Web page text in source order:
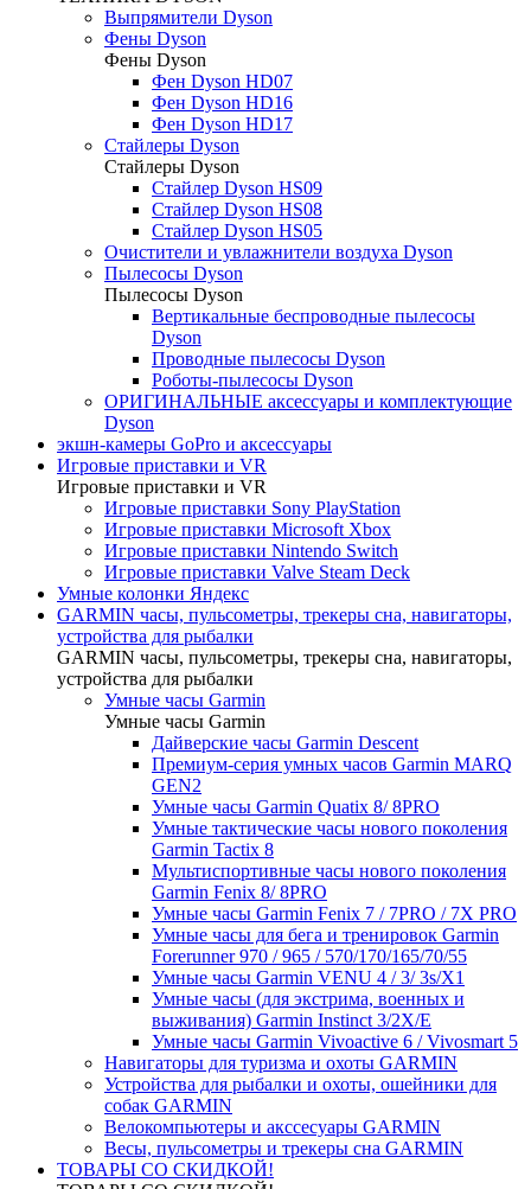
Выпрямители Dyson
Фены Dyson
Фены Dyson
Фен Dyson HD07
Фен Dyson HD16
Фен Dyson HD17
Стайлеры Dyson
Стайлеры Dyson
Стайлер Dyson HS09
Стайлер Dyson HS08
Стайлер Dyson HS05
Очистители и увлажнители воздуха Dyson
Пылесосы Dyson
Пылесосы Dyson
Вертикальные беспроводные пылесосы
Dyson
Проводные пылесосы Dyson
Роботы-пылесосы Dyson
ОРИГИНАЛЬНЫЕ аксессуары и комплектующие
Dyson
экшн-камеры GoPro и аксессуары
Игровые приставки и VR
Игровые приставки и VR
Игровые приставки Sony PlayStation
Игровые приставки Microsoft Xbox
Игровые приставки Nintendo Switch
Игровые приставки Valve Steam Deck
Умные колонки Яндекс
GARMIN часы, пульсометры, трекеры сна, навигаторы,
устройства для рыбалки
GARMIN часы, пульсометры, трекеры сна, навигаторы,
устройства для рыбалки
Умные часы Garmin
Умные часы Garmin
Дайверские часы Garmin Descent
Премиум-серия умных часов Garmin MARQ
GEN2
Умные часы Garmin Quatix 8/ 8PRO
Умные тактические часы нового поколения
Garmin Tactix 8
Мультиспортивные часы нового поколения
Garmin Fenix 8/ 8PRO
Умные часы Garmin Fenix 7 / 7PRO / 7X PRO
Умные часы для бега и тренировок Garmin
Forerunner 970 / 965 / 570/170/165/70/55
Умные часы Garmin VENU 4 / 3/ 3s/X1
Умные часы (для экстрима, военных и
выживания) Garmin Instinct 3/2X/E
Умные часы Garmin Vivoactive 6 / Vivosmart 5
Навигаторы для туризма и охоты GARMIN
Устройства для рыбалки и охоты, ошейники для
собак GARMIN
Велокомпьютеры и акссесуары GARMIN
Весы, пульсометры и трекеры сна GARMIN
ТОВАРЫ СО СКИДКОЙ!